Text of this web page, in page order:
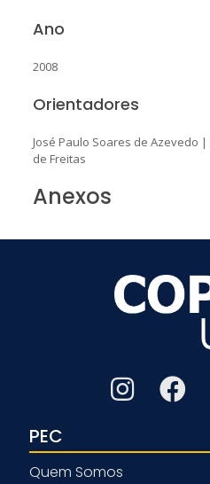
Ano
2008
Orientadores
José Paulo Soares de Azevedo |
de Freitas
Anexos
PEC
Quem Somos